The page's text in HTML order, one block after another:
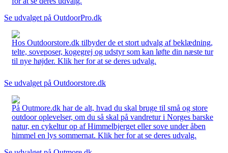
Se udvalget på OutdoorPro.dk
Hos Outdoorstore.dk tilbyder de et stort udvalg af beklædning,
telte, soveposer, kogegrej og udstyr som kan løfte din næste tur
til nye højder. Klik her for at se deres udvalg.
Se udvalget på Outdoorstore.dk
På Outmore.dk har de alt, hvad du skal bruge til små og store
outdoor oplevelser, om du så skal på vandretur i Norges barske
natur, en cykeltur op af Himmelbjerget eller sove under åben
himmel en lys sommernat. Klik her for at se deres udvalg.